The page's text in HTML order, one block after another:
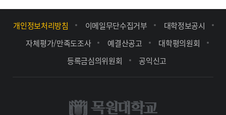
개인정보처리방침 이메일무단수집거부
대학정보공시
자체평가/만족도조사
예결산공고
대학평의원회
등록금심의위원회
공익신고